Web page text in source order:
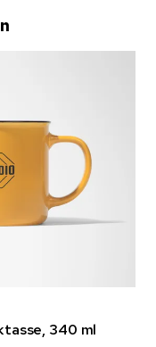
340 ml